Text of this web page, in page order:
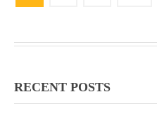
सतरंगी होली में, तन-मन रंगाला।
गजबे रंगाइल बाटे, प्रेम रंग
देखीं कइसन अंदर में, भरल बा
पाई के ज्ञान के अंजोर, माया
आसमान में गुंजेला, जब भक्तन के
RECENT POSTS